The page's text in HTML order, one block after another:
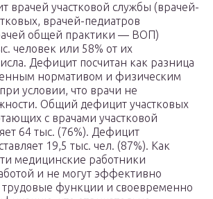
врачей участковой службы (врачей-
врачей-педиатров
общей практики — ВОП)
человек или 58% от их
Дефицит посчитан как разница
нормативом и физическим
условии, что врачи не
Общий дефицит участковых
с врачами участковой
64 тыс. (76%). Дефицит
19,5 тыс. чел. (87%). Как
медицинские работники
и не могут эффективно
трудовые функции и своевременно